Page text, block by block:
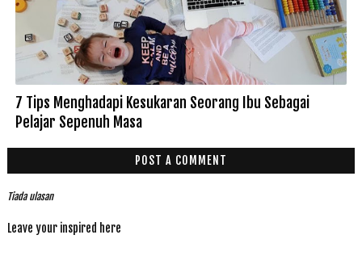
7 Tips Menghadapi Kesukaran Seorang Ibu Sebagai
Pelajar Sepenuh Masa
POST A COMMENT
Tiada ulasan
Leave your inspired here